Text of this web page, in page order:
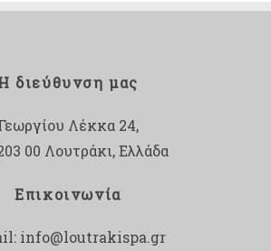
διεύθυνση μας
Λέκκα 24,
00 Λουτράκι, Ελλάδα
Επικοινωνία
info@loutrakispa.gr